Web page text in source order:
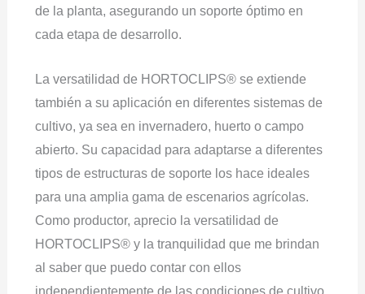
de la planta, asegurando un soporte óptimo en
cada etapa de desarrollo.
La versatilidad de HORTOCLIPS® se extiende
también a su aplicación en diferentes sistemas de
cultivo, ya sea en invernadero, huerto o campo
abierto. Su capacidad para adaptarse a diferentes
tipos de estructuras de soporte los hace ideales
para una amplia gama de escenarios agrícolas.
Como productor, aprecio la versatilidad de
HORTOCLIPS® y la tranquilidad que me brindan
al saber que puedo contar con ellos
independientemente de las condiciones de cultivo.